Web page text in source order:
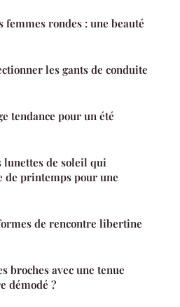
femmes rondes : une beauté
les gants de conduite
tendance pour un été
lunettes de soleil qui
de printemps pour une
de rencontre libertine
broches avec une tenue
démodé ?